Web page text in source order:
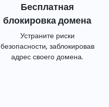
Бесплатная
блокировка домена
Устраните риски
безопасности, заблокировав
адрес своего домена.